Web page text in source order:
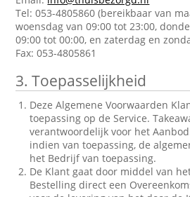
Tel: 053-4805860 (bereikbaar van
woensdag van 09:00 tot 23:00,
09:00 tot 00:00, en zaterdag en
Fax: 053-4805861
3. Toepasselijkheid
Deze Algemene Voorwaarden
toepassing op de Service.
verantwoordelijk voor het
indien van toepassing, de
het Bedrijf van toepassing.
De Klant gaat door middel van
Bestelling direct een